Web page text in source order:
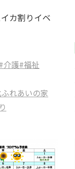
カ割りイベ
介護#福祉
れあいの家